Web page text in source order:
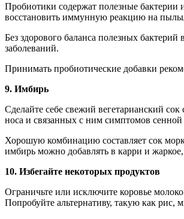
Пробиотики содержат полезные
восстановить иммунную реакцию на
Без здорового баланса полезных
заболеваний.
Принимать пробиотические добавки
9. Имбирь
Сделайте себе свежий вегетарианский
носа и связанных с ним симптомов сенной
Хорошую комбинацию составляет сок
имбирь можно добавлять в карри и
10. Избегайте некоторых продуктов
Ограничьте или исключите коровье
Попробуйте альтернативу, такую как рис,